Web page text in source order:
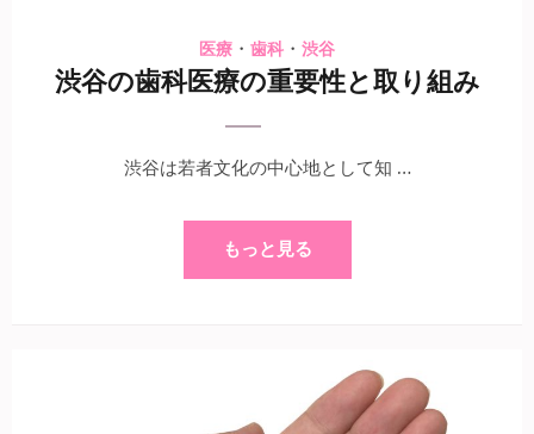
医療 ・ 歯科 ・ 渋谷
渋谷の歯科医療の重要性と取り組み
渋谷は若者文化の中心地として知 …
もっと見る